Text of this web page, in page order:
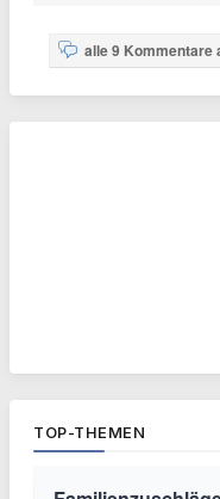
alle 9 Kommentare
TOP-THEMEN